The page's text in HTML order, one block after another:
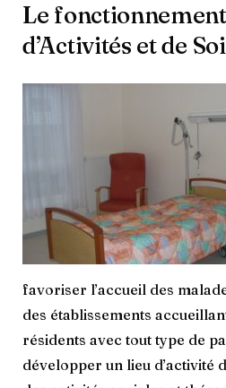
Le
d’Activités et de
favoriser l’accueil des
des établissements
résidents avec tout type de
développer un lieu d’activité